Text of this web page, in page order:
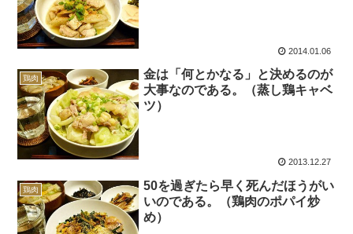
2014.01.06
鶏肉
金は「何とかなる」と決めるのが
大事なのである。（蒸し鶏キャベ
ツ）
2013.12.27
鶏肉
50を過ぎたら早く死んだほうがい
いのである。（鶏肉のポパイ炒
め）